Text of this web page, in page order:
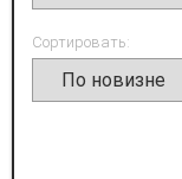
Сортировать: